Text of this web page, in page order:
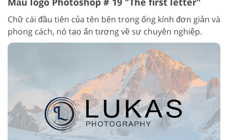
Chữ cái đầu tiên của tên bên trong ống kính đơn giản và
phong cách, nó tạo ấn tượng về sự chuyên nghiệp.